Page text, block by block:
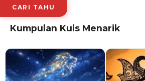
CARI TAHU
Kumpulan Kuis Menarik